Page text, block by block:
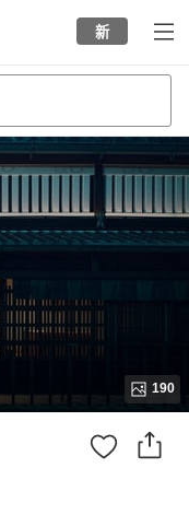
新
190